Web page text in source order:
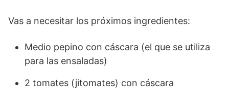
Vas a necesitar los próximos ingredientes:
Medio pepino con cáscara (el que se utiliza
para las ensaladas)
2 tomates (jitomates) con cáscara